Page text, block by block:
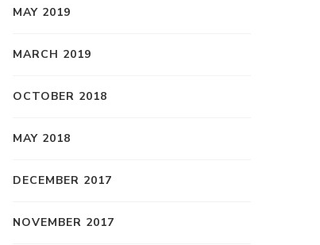
MAY 2019
MARCH 2019
OCTOBER 2018
MAY 2018
DECEMBER 2017
NOVEMBER 2017